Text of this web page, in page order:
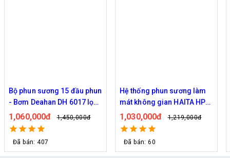
Bộ phun sương 15 đầu phun
- Bơm Deahan DH 6017 lọc
rác 20M dây
1,060,000đ 1,450,000đ
Đã bán: 407
Hệ thống phun sương làm
mát không gian HAITA HP
2700 20 béc + 20M dây
1,030,000đ 1,219,000đ
Đã bán: 60